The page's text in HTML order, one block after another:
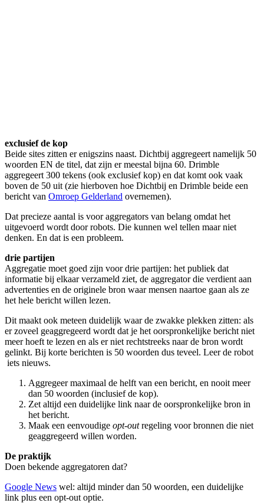
exclusief de kop
Beide sites zitten er enigszins naast. Dichtbij aggregeert namelijk 50
woorden EN de titel, dat zijn er meestal bijna 60. Drimble
aggregeert 300 tekens (ook exclusief kop) en dat komt ook vaak
boven de 50 uit (zie hierboven hoe Dichtbij en Drimble beide een
bericht van Omroep Gelderland overnemen).
Dat precieze aantal is voor aggregators van belang omdat het
uitgevoerd wordt door robots. Die kunnen wel tellen maar niet
denken. En dat is een probleem.
drie partijen
Aggregatie moet goed zijn voor drie partijen: het publiek dat
informatie bij elkaar verzameld ziet, de aggregator die verdient aan
advertenties en de originele bron waar mensen naartoe gaan als ze
het hele bericht willen lezen.
Dit maakt ook meteen duidelijk waar de zwakke plekken zitten: als
er zoveel geaggregeerd wordt dat je het oorspronkelijke bericht niet
meer hoeft te lezen en als er niet rechtstreeks naar de bron wordt
gelinkt. Bij korte berichten is 50 woorden dus teveel. Leer de robot
iets nieuws.
Aggregeer maximaal de helft van een bericht, en nooit meer
dan 50 woorden (inclusief de kop).
Zet altijd een duidelijke link naar de oorspronkelijke bron in
het bericht.
Maak een eenvoudige opt-outregeling voor bronnen die niet
geaggregeerd willen worden.
De praktijk
Doen bekende aggregatoren dat?
Google News wel: altijd minder dan 50 woorden, een duidelijke
link plus een opt-out optie.